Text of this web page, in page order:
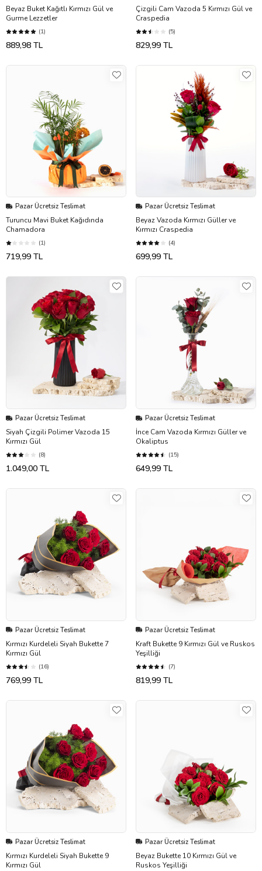
Beyaz Buket Kağıtlı Kırmızı Gül ve
Gurme Lezzetler
(1)
889,98 TL
Çizgili Cam Vazoda 5 Kırmızı Gül ve
Craspedia
(5)
829,99 TL
Pazar Ücretsiz Teslimat
Turuncu Mavi Buket Kağıdında
Chamadora
(1)
719,99 TL
Pazar Ücretsiz Teslimat
Beyaz Vazoda Kırmızı Güller ve
Kırmızı Craspedia
(4)
699,99 TL
Pazar Ücretsiz Teslimat
Siyah Çizgili Polimer Vazoda 15
Kırmızı Gül
(8)
1.049,00 TL
Pazar Ücretsiz Teslimat
İnce Cam Vazoda Kırmızı Güller ve
Okaliptus
(15)
649,99 TL
Pazar Ücretsiz Teslimat
Kırmızı Kurdeleli Siyah Bukette 7
Kırmızı Gül
(16)
769,99 TL
Pazar Ücretsiz Teslimat
Kraft Bukette 9 Kırmızı Gül ve Ruskos
Yeşilliği
(7)
819,99 TL
Pazar Ücretsiz Teslimat
Kırmızı Kurdeleli Siyah Bukette 9
Kırmızı Gül
Pazar Ücretsiz Teslimat
Beyaz Bukette 10 Kırmızı Gül ve
Ruskos Yeşilliği